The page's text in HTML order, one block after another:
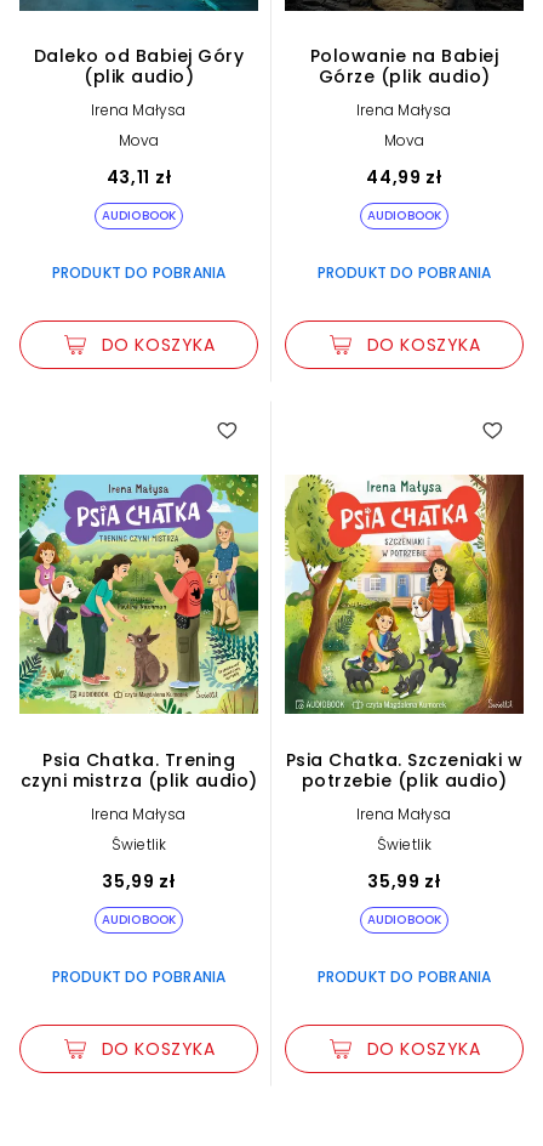
Daleko od Babiej Góry
(plik audio)
Irena Małysa
Mova
43,11 zł
AUDIOBOOK
PRODUKT DO POBRANIA
DO KOSZYKA
Polowanie na Babiej
Górze (plik audio)
Irena Małysa
Mova
44,99 zł
AUDIOBOOK
PRODUKT DO POBRANIA
DO KOSZYKA
Psia Chatka. Trening
czyni mistrza (plik audio)
Irena Małysa
Świetlik
35,99 zł
AUDIOBOOK
PRODUKT DO POBRANIA
DO KOSZYKA
Psia Chatka. Szczeniaki w
potrzebie (plik audio)
Irena Małysa
Świetlik
35,99 zł
AUDIOBOOK
PRODUKT DO POBRANIA
DO KOSZYKA